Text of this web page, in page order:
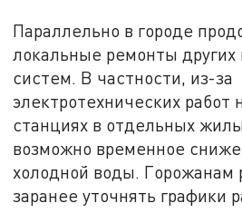
Параллельно в городе
локальные ремонты
систем. В частности, из-за
электротехнических работ
станциях в отдельных
возможно временное
холодной воды. Горожанам
заранее уточнять графики